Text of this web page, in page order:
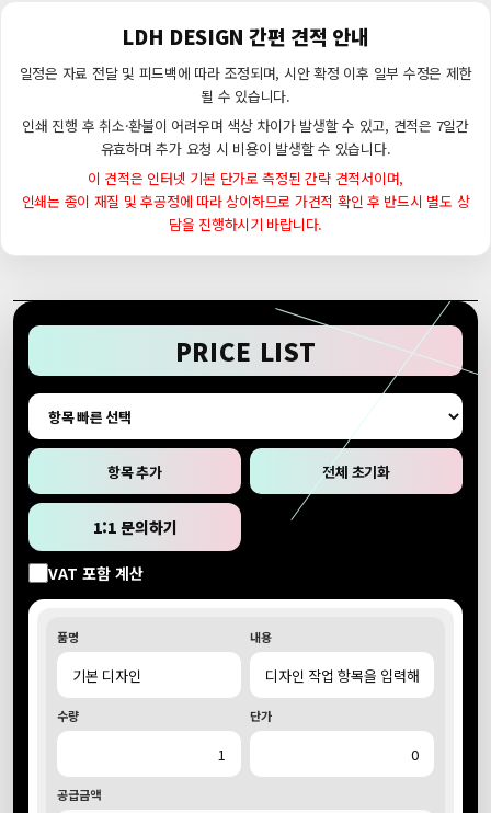
LDH DESIGN 간편 견적 안내
일정은 자료 전달 및 피드백에 따라 조정되며, 시안 확정 이후 일부 수정은 제한
될 수 있습니다.
인쇄 진행 후 취소·환불이 어려우며 색상 차이가 발생할 수 있고, 견적은 7일간
유효하며 추가 요청 시 비용이 발생할 수 있습니다.
이 견적은 인터넷 기본 단가로 측정된 간략 견적서이며,
인쇄는 종이 재질 및 후공정에 따라 상이하므로 가견적 확인 후 반드시 별도 상
담을 진행하시기 바랍니다.
PRICE LIST
항목 추가 전체 초기화
1:1 문의하기
VAT 포함 계산
품명 내용
수량 단가
공급금액